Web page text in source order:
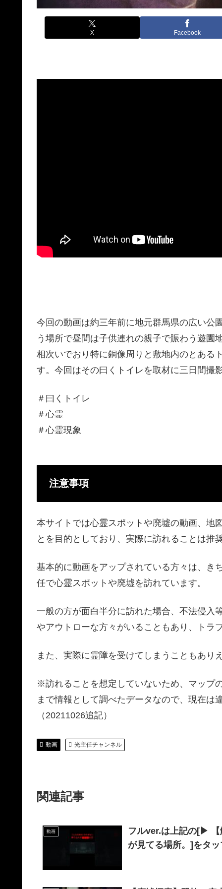
X Facebook
今回の動画は約三年前に地元群馬県の広い公
う場所で昼間は子供連れの親子で賑わう遊園
相次いでおり特に銅像周りと敷地内のとある
す。今回はその曰くトイレを取材に三日間撮
＃曰くトイレ
＃心霊
＃心霊現象
注意事項
本サイトでは心霊スポットや廃墟の動画、地
とを目的としており、実際に訪れることは推
基本的に動画をアップされている方々は、き
任で心霊スポットや廃墟を訪れています。
一般の方が面白半分に訪れた場合、不法侵入
やアウトローな方々がいることもあり、トラ
また、実際に霊障を受けてしまうこともあり
※訪れることを想定していないため、マップ
まで情報として調べたデータなので、現在は
（20211026追記）
動画 光主任チャンネル
関連記事
動画 フルver.は上記の[▶︎ 【